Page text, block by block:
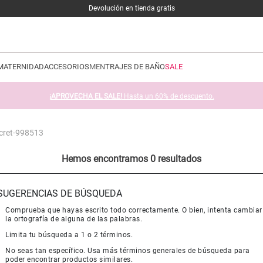
Devolución en tienda gratis
ACCESORIOSMENTRAJES DE BAÑOSALE
¡APROVECHA EL SALE! Hasta un 60% de descuento.
998513
Hemos encontramos 0 resultados
DE BÚSQUEDA
Comprueba que hayas escrito todo correctamente. O bien, intenta cambiar
la ortografía de alguna de las palabras.
Limita tu búsqueda a 1 o 2 términos.
No seas tan específico. Usa más términos generales de búsqueda para
poder encontrar productos similares.